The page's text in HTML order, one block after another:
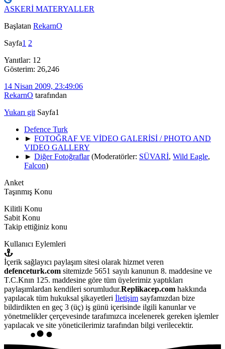
ASKERİ MATERYALLER
Başlatan RekarnO
Sayfa1 2
Yanıtlar: 12
Gösterim: 26,246
14 Nisan 2009, 23:49:06
RekarnO tarafından
Yukarı git Sayfa1
Defence Turk
► FOTOĞRAF VE VİDEO GALERİSİ / PHOTO AND
VIDEO GALLERY
► Diğer Fotoğraflar (Moderatörler: SÜVARİ, Wild Eagle,
Falcon)
Anket
Taşınmış Konu
Kilitli Konu
Sabit Konu
Takip ettiğiniz konu
Kullanıcı Eylemleri
İçerik sağlayıcı paylaşım sitesi olarak hizmet veren
defenceturk.com sitemizde 5651 sayılı kanunun 8. maddesine ve
T.C.Knın 125. maddesine göre tüm üyelerimiz yaptıkları
paylaşımlardan kendileri sorumludur.Replikacep.com hakkında
yapılacak tüm hukuksal şikayetleri İletişim sayfamızdan bize
bildirdikten en geç 3 (üç) iş günü içerisinde ilgili kanunlar ve
yönetmelikler çerçevesinde tarafımızca incelenerek gereken işlemler
yapılacak ve site yöneticilerimiz tarafından bilgi verilecektir.